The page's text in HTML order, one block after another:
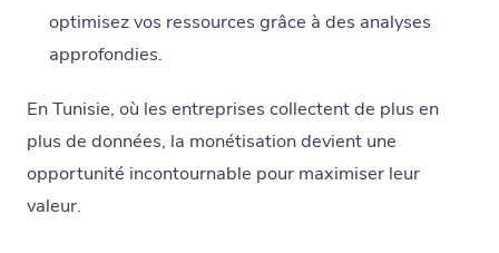
optimisez vos ressources grâce à des analyses
approfondies.
En Tunisie, où les entreprises collectent de plus en
plus de données, la monétisation devient une
opportunité incontournable pour maximiser leur
valeur.